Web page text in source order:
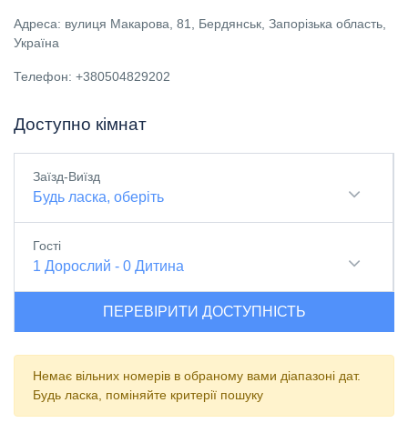
Адреса: вулиця Макарова, 81, Бердянськ, Запорізька область,
Україна
Телефон: +380504829202
Доступно кімнат
Заїзд-Виїзд
Будь ласка, оберіть
Гості
1 Дорослий - 0 Дитина
ПЕРЕВІРИТИ ДОСТУПНІСТЬ
Немає вільних номерів в обраному вами діапазоні дат.
Будь ласка, поміняйте критерії пошуку